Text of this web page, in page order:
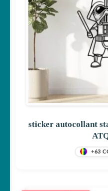
sticker autocollant
+63